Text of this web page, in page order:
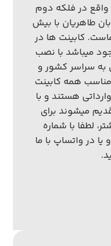
واقع در فلکه دوم
طاهریان با بیش
کابینت ها در
میباشد با نصب
به سراسر کشور و
همه کابینت
هستند و با
میشوند برای
لطفا با شماره
و یا در واتساپ با ما